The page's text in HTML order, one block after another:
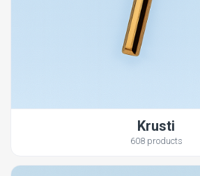
Krusti
608 products